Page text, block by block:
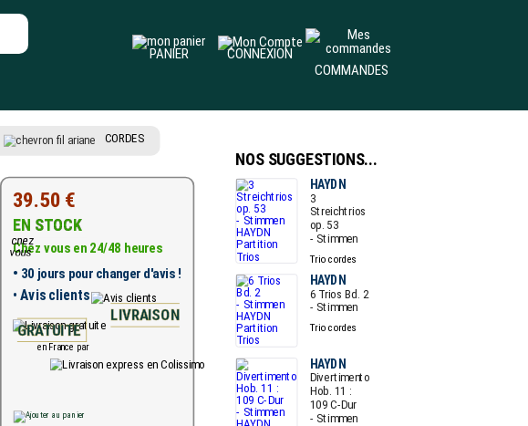
PANIER
CONNEXION
COMMANDES
CORDES
39.50 €
EN STOCK
Chez vous en 24/48 heures
• 30 jours pour changer d'avis !
• Avis clients
LIVRAISON
GRATUITE
en France par
NOS SUGGESTIONS...
HAYDN
3
Streichtrios
op. 53
- Stimmen
Trio cordes
HAYDN
6 Trios Bd. 2
- Stimmen
Trio cordes
HAYDN
Divertimento
Hob. 11 :
109 C-Dur
- Stimmen